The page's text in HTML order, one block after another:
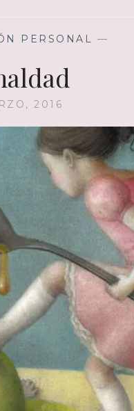
PERSONAL —
2016